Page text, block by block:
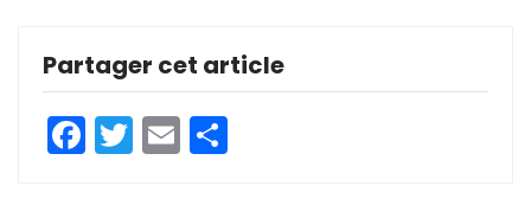
Partager cet article
Facebook
Twitter
Email